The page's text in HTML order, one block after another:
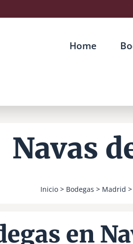
Home
Navas
Inicio > Bodegas > Madrid
en